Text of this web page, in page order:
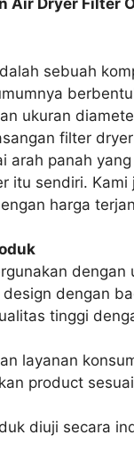
Air Dryer Filter
sebuah
ukuran
filter
arah panah
itu sendiri.
harga
dengan
dengan
tinggi
layanan
product
diuji secara